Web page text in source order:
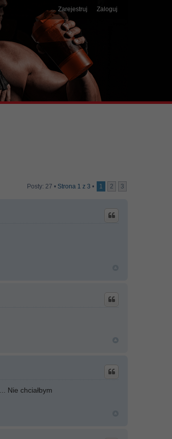
Zarejestruj Zaloguj
Posty: 27 • Strona 1 z 3 • 1 2 3
Nie chciałbym